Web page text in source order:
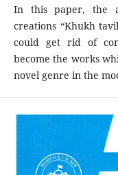
In this paper, the
creations “Khukh
could get rid of
become the works
novel genre in the